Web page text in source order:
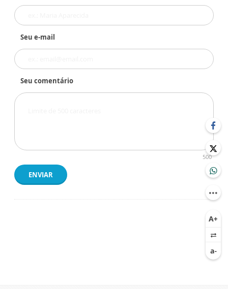
Seu e-mail
Seu comentário
500
ENVIAR